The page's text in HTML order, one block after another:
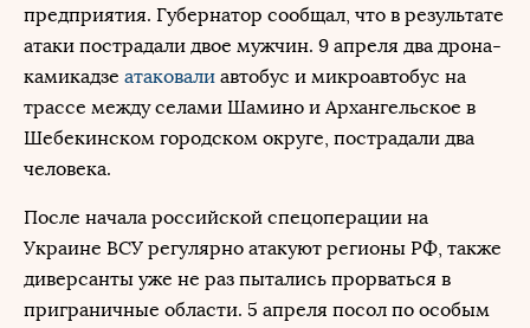
предприятия. Губернатор сообщал, что в результате
атаки пострадали двое мужчин. 9 апреля два дрона-
камикадзе атаковали автобус и микроавтобус на
трассе между селами Шамино и Архангельское в
Шебекинском городском округе, пострадали два
человека.
После начала российской спецоперации на
Украине ВСУ регулярно атакуют регионы РФ, также
диверсанты уже не раз пытались прорваться в
приграничные области. 5 апреля посол по особым